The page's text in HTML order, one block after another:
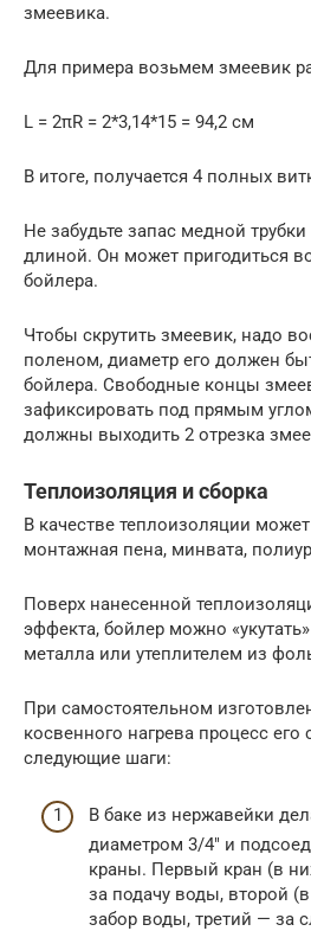
змеевика.
Для примера возьмем змеевик
L = 2πR = 2*3,14*15 = 94,2 см
В итоге, получается 4 полных
Не забудьте запас медной
длиной. Он может пригодиться
бойлера.
Чтобы скрутить змеевик, надо
поленом, диаметр его должен
бойлера. Свободные концы
зафиксировать под прямым
должны выходить 2 отрезка
Теплоизоляция и сборка
В качестве теплоизоляции
монтажная пена, минвата,
Поверх нанесенной
эффекта, бойлер можно
металла или утеплителем из
При самостоятельном
косвенного нагрева процесс его
следующие шаги:
В баке из нержавейки
диаметром 3/4″ и
краны. Первый кран (в
за подачу воды, второй
забор воды, третий — за